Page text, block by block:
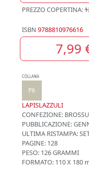
PREZZO COPERTINA:
ISBN 9788810976616
7,99
COLLANA
P6
LAPISLAZZULI
CONFEZIONE:
PUBBLICAZIONE:
ULTIMA RISTAMPA:
PAGINE: 128
PESO: 126 GRAMMI
FORMATO: 110 X 180